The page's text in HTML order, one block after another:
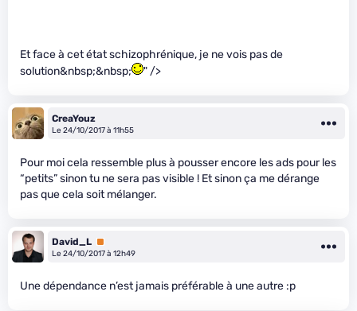
Et face à cet état schizophrénique, je ne vois pas de
solution&nbsp;&nbsp;
" />
CreaYouz
Le 24/10/2017 à 11h55
Pour moi cela ressemble plus à pousser encore les ads pour les
“petits” sinon tu ne sera pas visible ! Et sinon ça me dérange
pas que cela soit mélanger.
David_L Premium
Le 24/10/2017 à 12h49
Une dépendance n’est jamais préférable à une autre :p